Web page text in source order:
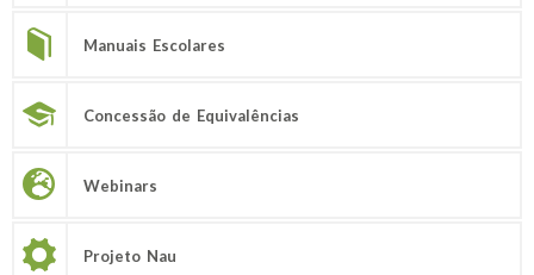
Manuais Escolares
Concessão de Equivalências
Webinars
Projeto Nau